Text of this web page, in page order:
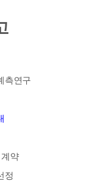
측연구
약
정